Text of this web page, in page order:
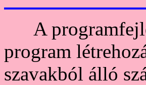
A
program
szavakból álló